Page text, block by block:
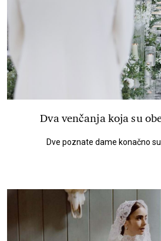
Dva venčanja koja su
Dve poznate dame konačno